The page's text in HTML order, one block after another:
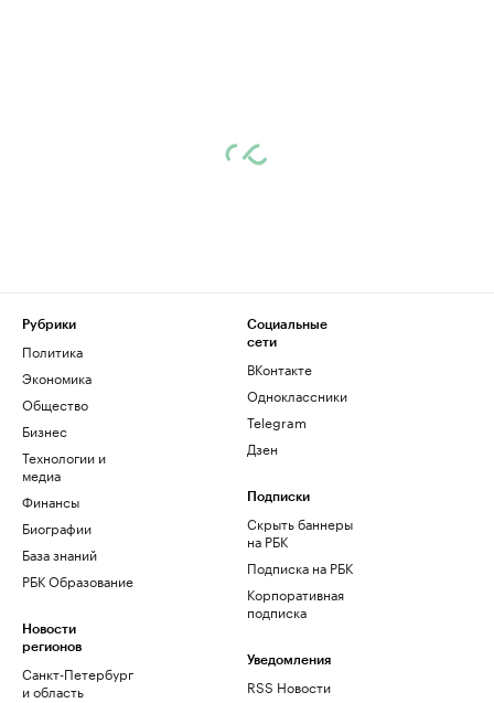
Рубрики
Политика
Экономика
Общество
Бизнес
Технологии и
медиа
Финансы
Биографии
База знаний
РБК Образование
Новости
регионов
Санкт-Петербург
и область
Социальные
сети
ВКонтакте
Одноклассники
Telegram
Дзен
Подписки
Скрыть баннеры
на РБК
Подписка на РБК
Корпоративная
подписка
Уведомления
RSS Новости